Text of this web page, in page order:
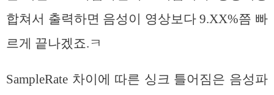
합쳐서 출력하면 음성이 영상보다 9.XX%쯤 빠
르게 끝나겠죠.ㅋ
SampleRate 차이에 따른 싱크 틀어짐은 음성파